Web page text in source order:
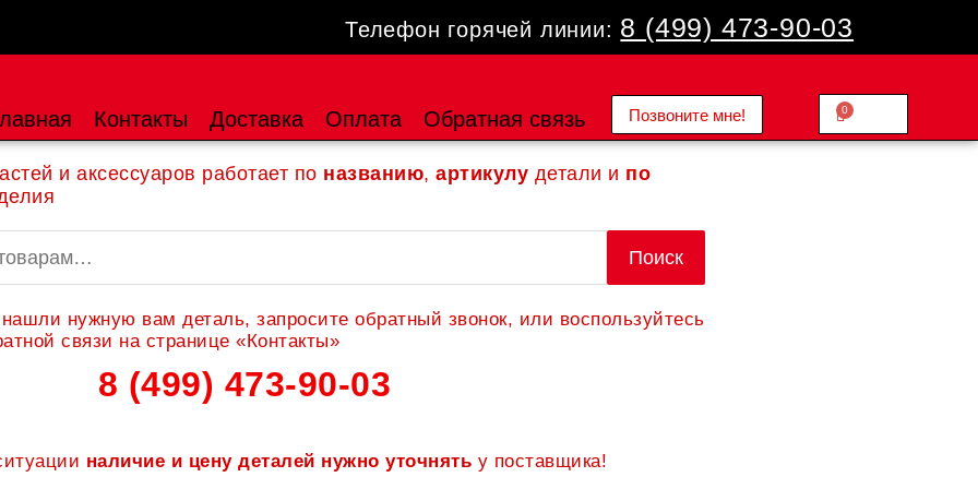
Телефон горячей линии: 8 (499) 473-90-03
Контакты Доставка Оплата Обратная связь Позвоните мне! 0.00
0
Cart
и аксессуаров работает по названию, артикулу детали и по
Поиск
нужную вам деталь, запросите обратный звонок, или воспользуйтесь
связи на странице «Контакты»
8 (499) 473-90-03
наличие и цену деталей нужно уточнять у поставщика!